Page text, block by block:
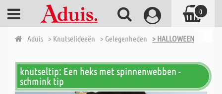
Aduis > Knutselideeën > Gelegenheden > HALLOWEEN
knutseltip: Een heks met spinnenwebben -
schmink tip
0